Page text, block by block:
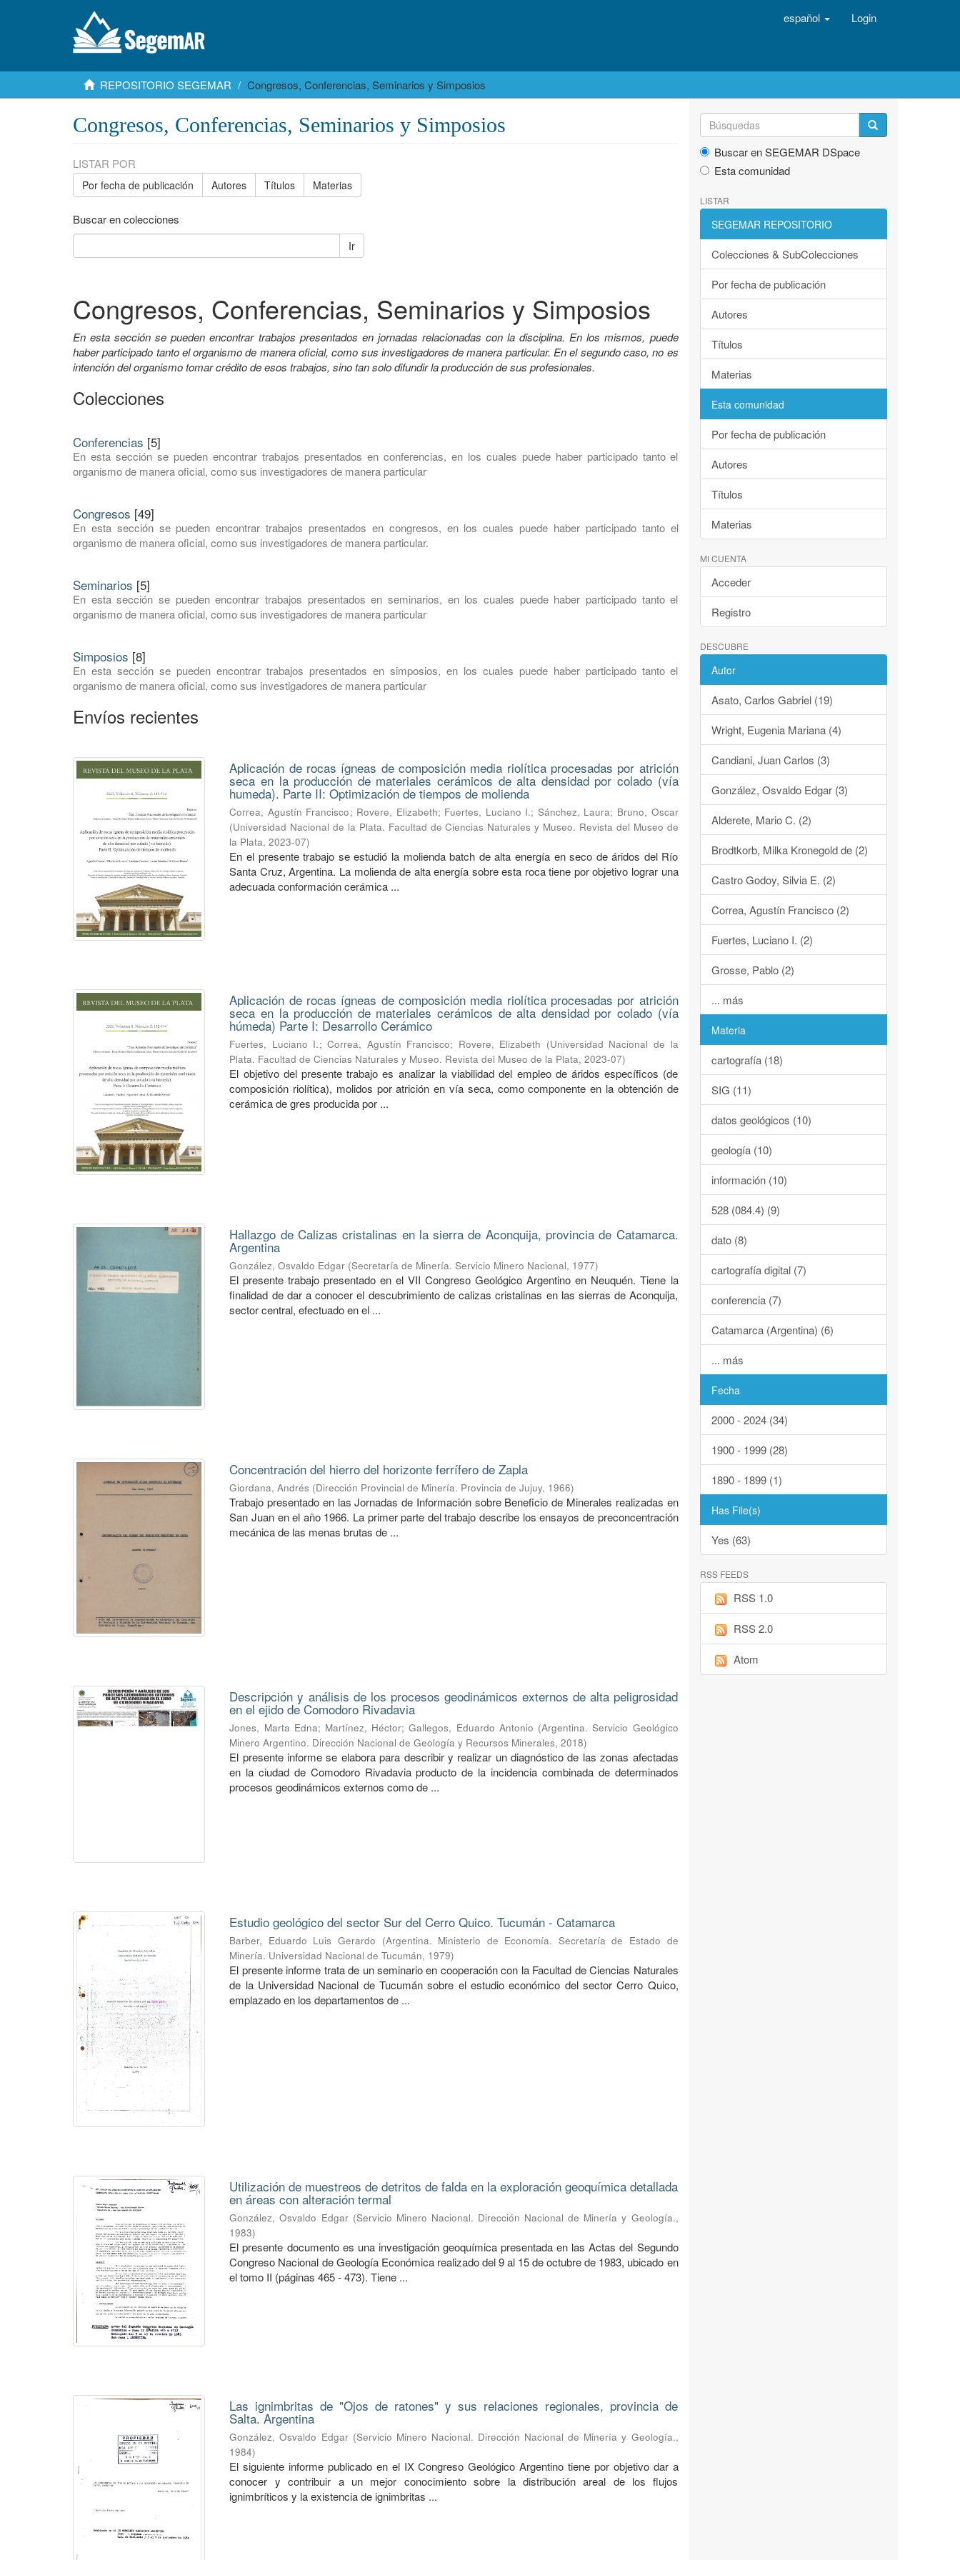
español Login
REPOSITORIO SEGEMAR Congresos, Conferencias, Seminarios y Simposios
Congresos, Conferencias, Seminarios y Simposios
LISTAR POR
Por fecha de publicación Autores Títulos Materias
Buscar en colecciones
Ir
Congresos, Conferencias, Seminarios y Simposios
En esta sección se pueden encontrar trabajos presentados en jornadas relacionadas con la disciplina. En los mismos, puede
haber participado tanto el organismo de manera oficial, como sus investigadores de manera particular. En el segundo caso, no es
intención del organismo tomar crédito de esos trabajos, sino tan solo difundir la producción de sus profesionales.
Colecciones
Conferencias [5]
En esta sección se pueden encontrar trabajos presentados en conferencias, en los cuales puede haber participado tanto el
organismo de manera oficial, como sus investigadores de manera particular
Congresos [49]
En esta sección se pueden encontrar trabajos presentados en congresos, en los cuales puede haber participado tanto el
organismo de manera oficial, como sus investigadores de manera particular.
Seminarios [5]
En esta sección se pueden encontrar trabajos presentados en seminarios, en los cuales puede haber participado tanto el
organismo de manera oficial, como sus investigadores de manera particular
Simposios [8]
En esta sección se pueden encontrar trabajos presentados en simposios, en los cuales puede haber participado tanto el
organismo de manera oficial, como sus investigadores de manera particular
Envíos recientes
Aplicación de rocas ígneas de composición media riolítica procesadas por atrición
seca en la producción de materiales cerámicos de alta densidad por colado (vía
humeda). Parte II: Optimización de tiempos de molienda
Correa, Agustín Francisco; Rovere, Elizabeth; Fuertes, Luciano I.; Sánchez, Laura; Bruno, Oscar
(Universidad Nacional de la Plata. Facultad de Ciencias Naturales y Museo. Revista del Museo de
la Plata,2023-07)
En el presente trabajo se estudió la molienda batch de alta energía en seco de áridos del Río
Santa Cruz, Argentina. La molienda de alta energía sobre esta roca tiene por objetivo lograr una
adecuada conformación cerámica ...
Aplicación de rocas ígneas de composición media riolítica procesadas por atrición
seca en la producción de materiales cerámicos de alta densidad por colado (vía
húmeda) Parte I: Desarrollo Cerámico
Fuertes, Luciano I.;Correa, Agustín Francisco; Rovere, Elizabeth (Universidad Nacional de la
Plata. Facultad de Ciencias Naturales y Museo. Revista del Museo de la Plata,2023-07)
El objetivo del presente trabajo es analizar la viabilidad del empleo de áridos específicos (de
composición riolítica), molidos por atrición en vía seca, como componente en la obtención de
cerámica de gres producida por ...
Hallazgo de Calizas cristalinas en la sierra de Aconquija, provincia de Catamarca.
Argentina
González, Osvaldo Edgar (Secretaría de Minería. Servicio Minero Nacional, 1977)
El presente trabajo presentado en el VII Congreso Geológico Argentino en Neuquén. Tiene la
finalidad de dar a conocer el descubrimiento de calizas cristalinas en las sierras de Aconquija,
sector central, efectuado en el ...
Concentración del hierro del horizonte ferrífero de Zapla
Giordana, Andrés (Dirección Provincial de Minería. Provincia de Jujuy, 1966)
Trabajo presentado en las Jornadas de Información sobre Beneficio de Minerales realizadas en
San Juan en el año 1966. La primer parte del trabajo describe los ensayos de preconcentración
mecánica de las menas brutas de ...
Descripción y análisis de los procesos geodinámicos externos de alta peligrosidad
en el ejido de Comodoro Rivadavia
Jones, Marta Edna; Martínez, Héctor;Gallegos, Eduardo Antonio (Argentina. Servicio Geológico
Minero Argentino. Dirección Nacional de Geología y Recursos Minerales,2018)
El presente informe se elabora para describir y realizar un diagnóstico de las zonas afectadas
en la ciudad de Comodoro Rivadavia producto de la incidencia combinada de determinados
procesos geodinámicos externos como de ...
Estudio geológico del sector Sur del Cerro Quico. Tucumán - Catamarca
Barber, Eduardo Luis Gerardo (Argentina. Ministerio de Economía. Secretaría de Estado de
Minería. Universidad Nacional de Tucumán, 1979)
El presente informe trata de un seminario en cooperación con la Facultad de Ciencias Naturales
de la Universidad Nacional de Tucumán sobre el estudio económico del sector Cerro Quico,
emplazado en los departamentos de ...
Utilización de muestreos de detritos de falda en la exploración geoquímica detallada
en áreas con alteración termal
González, Osvaldo Edgar (Servicio Minero Nacional. Dirección Nacional de Minería y Geología.,
1983)
El presente documento es una investigación geoquímica presentada en las Actas del Segundo
Congreso Nacional de Geología Económica realizado del 9 al 15 de octubre de 1983, ubicado en
el tomo II (páginas 465 - 473). Tiene ...
Las ignimbritas de "Ojos de ratones" y sus relaciones regionales, provincia de
Salta. Argentina
González, Osvaldo Edgar (Servicio Minero Nacional. Dirección Nacional de Minería y Geología.,
1984)
El siguiente informe publicado en el IX Congreso Geológico Argentino tiene por objetivo dar a
conocer y contribuir a un mejor conocimiento sobre la distribución areal de los flujos
ignimbríticos y la existencia de ignimbritas ...
Buscar en SEGEMAR DSpace
Esta comunidad
LISTAR
SEGEMAR REPOSITORIO
Colecciones & SubColecciones
Por fecha de publicación
Autores
Títulos
Materias
Esta comunidad
Por fecha de publicación
Autores
Títulos
Materias
MI CUENTA
Acceder
Registro
DESCUBRE
Autor
Asato, Carlos Gabriel (19)
Wright, Eugenia Mariana (4)
Candiani, Juan Carlos (3)
González, Osvaldo Edgar (3)
Alderete, Mario C. (2)
Brodtkorb, Milka Kronegold de (2)
Castro Godoy, Silvia E. (2)
Correa, Agustín Francisco (2)
Fuertes, Luciano I. (2)
Grosse, Pablo (2)
... más
Materia
cartografía (18)
SIG (11)
datos geológicos (10)
geología (10)
información (10)
528 (084.4) (9)
dato (8)
cartografía digital (7)
conferencia (7)
Catamarca (Argentina) (6)
... más
Fecha
2000 - 2024 (34)
1900 - 1999 (28)
1890 - 1899 (1)
Has File(s)
Yes (63)
RSS FEEDS
RSS 1.0
RSS 2.0
Atom